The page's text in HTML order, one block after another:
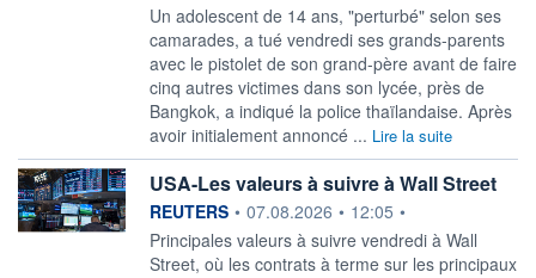
Un adolescent de 14 ans, "perturbé" selon ses
camarades, a tué vendredi ses grands-parents
avec le pistolet de son grand-père avant de faire
cinq autres victimes dans son lycée, près de
Bangkok, a indiqué la police thaïlandaise. Après
avoir initialement annoncé ... Lire la suite
USA-Les valeurs à suivre à Wall Street
information fournie par
REUTERS • 07.08.2026 • 12:05 •
Principales valeurs à suivre vendredi à Wall
Street, où les contrats à terme sur les principaux